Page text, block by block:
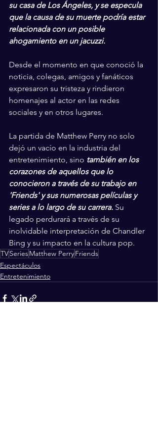
su casa de Los Ángeles, y se especula
que la causa de su muerte podría estar
relacionada con un posible
ahogamiento en un jacuzzi.
Desde el momento en que conoció la
noticia, colegas, amigos y fanáticos
expresaron su tristeza y rindieron
homenajes al actor en las redes
sociales y en otros lugares.
La partida de Matthew Perry no solo
dejó un vacío en la industria del
entretenimiento, sino también en los
corazones de aquellos que lo
conocieron a través de su trabajo en
'Friends' y sus numerosas películas y
series a lo largo de su carrera. Su
legado perdurará a través de su
inolvidable interpretación de Chandler
Bing y su impacto en la cultura pop.
TVSeriesMatthew PerryFriends
Espectáculos
Entretenimiento